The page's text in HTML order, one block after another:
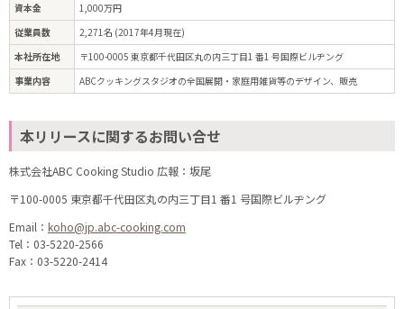
資本金
1,000万円
従業員数
2,271名 (2017年4月現在)
本社所在地
〒100-0005 東京都千代田区丸の内三丁目1 番1 号国際ビルヂング
事業内容
ABCクッキングスタジオの全国展開・家庭用雑貨等のデザイン、販売
本リリースに関するお問い合せ
株式会社ABC Cooking Studio 広報：坂尾
〒100-0005 東京都千代田区丸の内三丁目1 番1 号国際ビルヂング
Email： koho@jp.abc-cooking.com
Tel：03-5220-2566
Fax：03-5220-2414